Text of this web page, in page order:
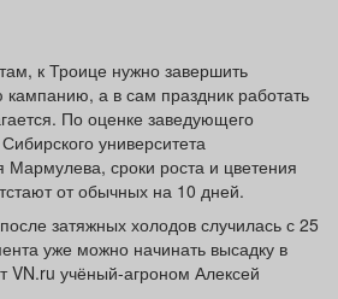
Погода
к Троице нужно завершить
а в сам праздник работать
По оценке заведующего
университета
Мармулева, сроки роста и цветения
от обычных на 10 дней.
затяжных холодов случилась с 25
уже можно начинать высадку в
VN.ru учёный-агроном Алексей